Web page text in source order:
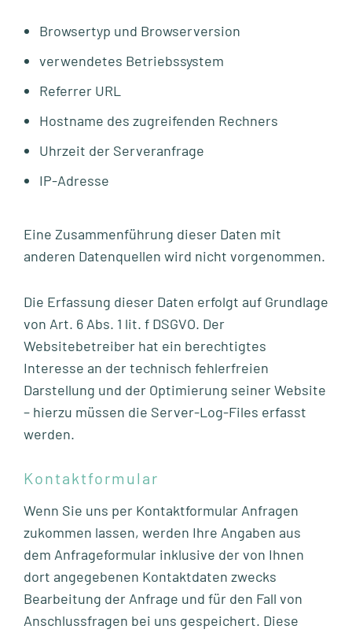
Browsertyp und Browserversion
verwendetes Betriebssystem
Referrer URL
Hostname des zugreifenden Rechners
Uhrzeit der Serveranfrage
IP-Adresse
Eine Zusammenführung dieser Daten mit
anderen Datenquellen wird nicht vorgenommen.
Die Erfassung dieser Daten erfolgt auf Grundlage
von Art. 6 Abs. 1 lit. f DSGVO. Der
Websitebetreiber hat ein berechtigtes
Interesse an der technisch fehlerfreien
Darstellung und der Optimierung seiner Website
– hierzu müssen die Server-Log-Files erfasst
werden.
Kontaktformular
Wenn Sie uns per Kontaktformular Anfragen
zukommen lassen, werden Ihre Angaben aus
dem Anfrageformular inklusive der von Ihnen
dort angegebenen Kontaktdaten zwecks
Bearbeitung der Anfrage und für den Fall von
Anschlussfragen bei uns gespeichert. Diese